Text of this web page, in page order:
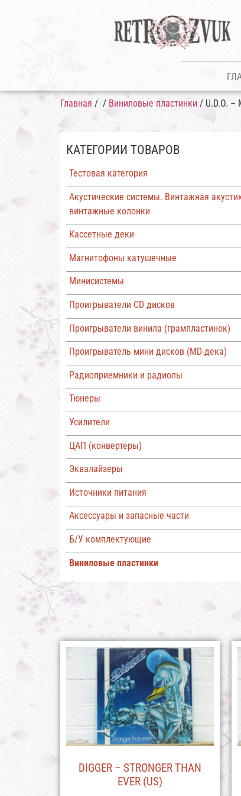
Главная / / Виниловые пластинки / U.D.O. –
КАТЕГОРИИ ТОВАРОВ
Тестовая категория
Акустические системы. Винтажная
винтажные колонки
Кассетные деки
Магнитофоны катушечные
Минисистемы
Проигрыватели CD дисков
Проигрыватели винила (грампластинок)
Проигрыватель мини дисков (MD-дека)
Радиоприемники и радиолы
Тюнеры
Усилители
ЦАП (конвертеры)
Эквалайзеры
Источники питания
Аксессуары и запасные части
Б/У комплектующие
Виниловые пластинки
DIGGER – STRONGER THAN
EVER (US)